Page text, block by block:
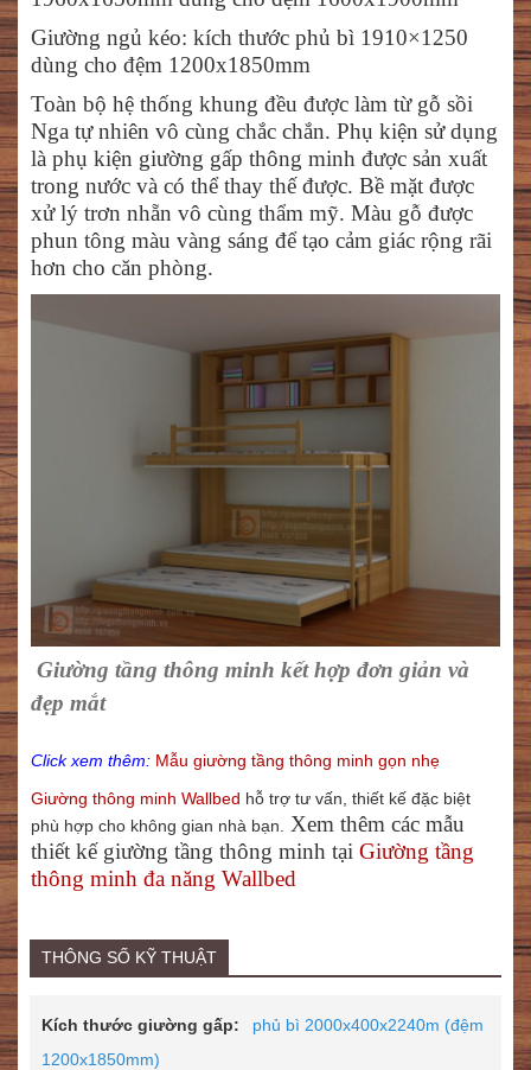
Giường ngủ kéo: kích thước phủ bì 1910×1250
dùng cho đệm 1200x1850mm
Toàn bộ hệ thống khung đều được làm từ gỗ sồi
Nga tự nhiên vô cùng chắc chắn. Phụ kiện sử dụng
là phụ kiện giường gấp thông minh được sản xuất
trong nước và có thể thay thế được. Bề mặt được
xử lý trơn nhẵn vô cùng thẩm mỹ. Màu gỗ được
phun tông màu vàng sáng để tạo cảm giác rộng rãi
hơn cho căn phòng.
Giường tầng thông minh kết hợp đơn giản và
đẹp mắt
Click xem thêm: Mẫu giường tầng thông minh gọn nhẹ
Giường thông minh Wallbed hỗ trợ tư vấn, thiết kế đặc biệt
phù hợp cho không gian nhà bạn.
Xem thêm các mẫu
thiết kế giường tầng thông minh tại Giường tầng
thông minh đa năng Wallbed
THÔNG SỐ KỸ THUẬT
Kích thước giường gấp:
phủ bì 2000x400x2240m (đệm
1200x1850mm)